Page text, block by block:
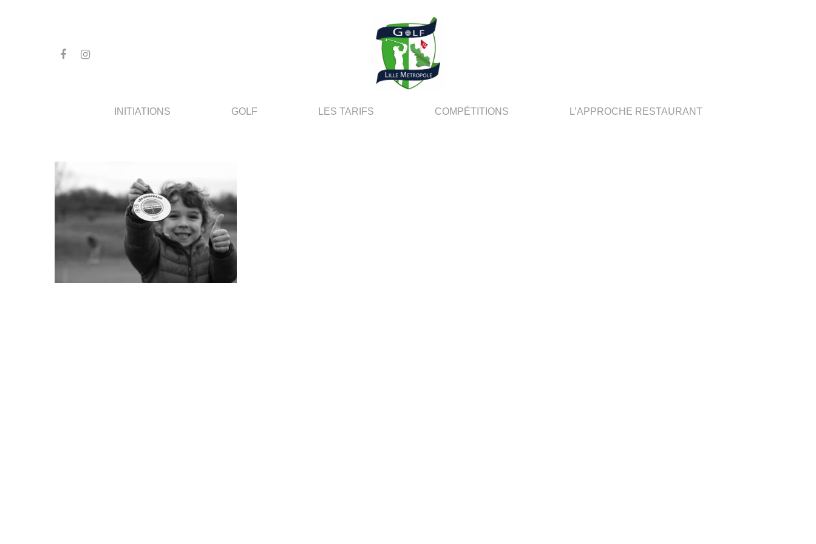
INITIATIONS GOLF LES TARIFS COMPÉTITIONS L’APPROCHE RESTAURANT